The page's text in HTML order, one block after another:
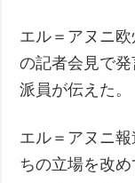
エル＝アヌニ
の記者会見で
派員が伝えた。
エル＝アヌニ
ちの立場を改